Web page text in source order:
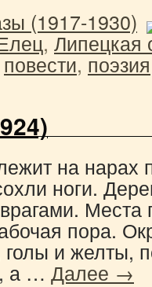
(1917-1930)
,Липецкая
повести,поэзия
на нарах
ноги.
Места
пора.
и желты,
а … Далее →